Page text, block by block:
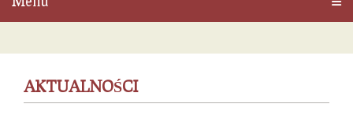
AKTUALNOŚCI